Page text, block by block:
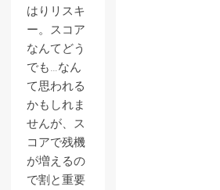
はりリスキ
ー。スコア
なんてどう
でも…なん
て思われる
かもしれま
せんが、ス
コアで残機
が増えるの
で割と重要